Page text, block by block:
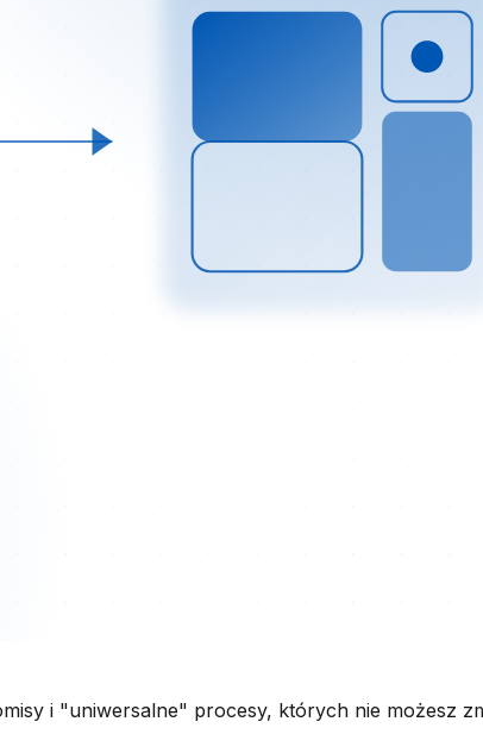
i "uniwersalne" procesy, których nie możesz